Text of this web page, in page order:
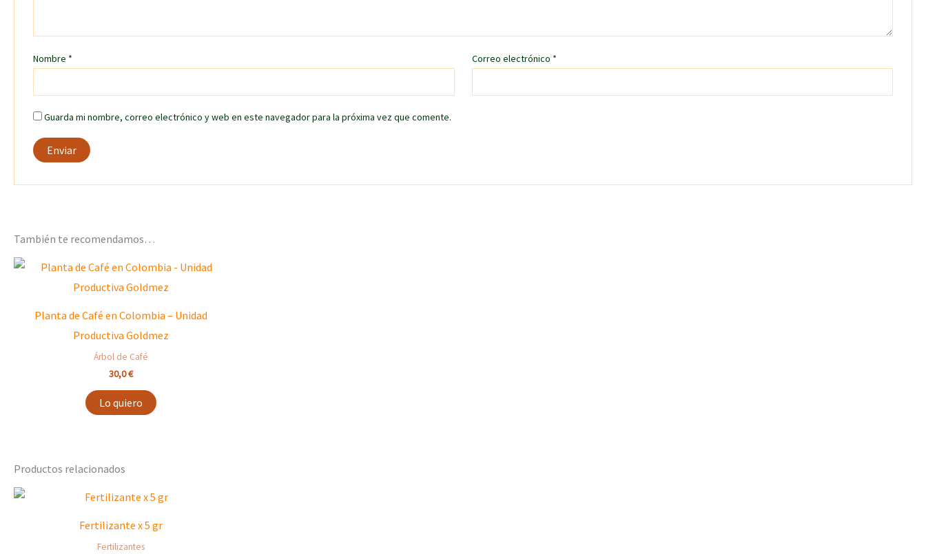
Nombre * Correo electrónico *
Guarda mi nombre, correo electrónico y web en este navegador para la próxima vez que comente.
También te recomendamos…
Planta de Café en Colombia – Unidad
Productiva Goldmez
Árbol de Café
30,0€
Lo quiero
Productos relacionados
Fertilizante x 5 gr
Fertilizantes